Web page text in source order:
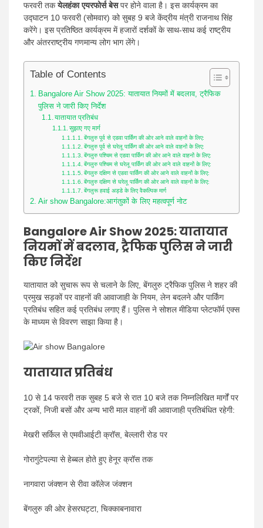
फरवरी तकयेलहंका एयरफोर्स बेसपर होने वाला है। इस कार्यक्रम का
उद्घाटन 10 फरवरी (सोमवार) को सुबह 9 बजे केंद्रीय मंत्री राजनाथ सिंह
करेंगे। इस प्रतिष्ठित कार्यक्रम में हजारों दर्शकों के साथ-साथ कई राष्ट्रीय
और अंतरराष्ट्रीय गणमान्य लोग भाग लेंगे।
Table of Contents
Bangalore Air Show 2025: यातायात नियमों में बदलाव, ट्रैफिक
पुलिस ने जारी किए निर्देश
यातायात प्रतिबंध
सुझाए गए मार्ग
बेंगलुरु पूर्व से एडवा पार्किंग की ओर आने वाले वाहनों के लिए:
बेंगलुरु पूर्व से घरेलू पार्किंग की ओर आने वाले वाहनों के लिए:
बेंगलुरु पश्चिम से एडवा पार्किंग की ओर आने वाले वाहनों के लिए:
बेंगलुरु पश्चिम से घरेलू पार्किंग की ओर आने वाले वाहनों के लिए:
बेंगलुरु दक्षिण से एडवा पार्किंग की ओर आने वाले वाहनों के लिए:
बेंगलुरु दक्षिण से घरेलू पार्किंग की ओर आने वाले वाहनों के लिए:
बेंगलुरू हवाई अड्डे के लिए वैकल्पिक मार्ग
Air show Bangalore:आगंतुकों के लिए महत्वपूर्ण नोट
Bangalore Air Show 2025: यातायात
नियमों में बदलाव, ट्रैफिक पुलिस ने जारी
किए निर्देश
यातायात को सुचारू रूप से चलाने के लिए, बेंगलुरु ट्रैफिक पुलिस ने शहर की
प्रमुख सड़कों पर वाहनों की आवाजाही के नियम, लेन बदलने और पार्किंग
प्रतिबंध सहित कई प्रतिबंध लगाए हैं। पुलिस ने सोशल मीडिया प्लेटफॉर्म एक्स
के माध्यम से विवरण साझा किया है।
यातायात प्रतिबंध
10 से 14 फरवरी तक सुबह 5 बजे से रात 10 बजे तक निम्नलिखित मार्गों पर
ट्रकों, निजी बसों और अन्य भारी माल वाहनों की आवाजाही प्रतिबंधित रहेगी:
मेखरी सर्किल से एमवीआईटी क्रॉस, बेल्लारी रोड पर
गोरागुंटेपल्या से हेब्बल होते हुए हेनूर क्रॉस तक
नागवारा जंक्शन से रीवा कॉलेज जंक्शन
बेंगलुरु की ओर हेसरघट्टा, चिक्काबनावारा